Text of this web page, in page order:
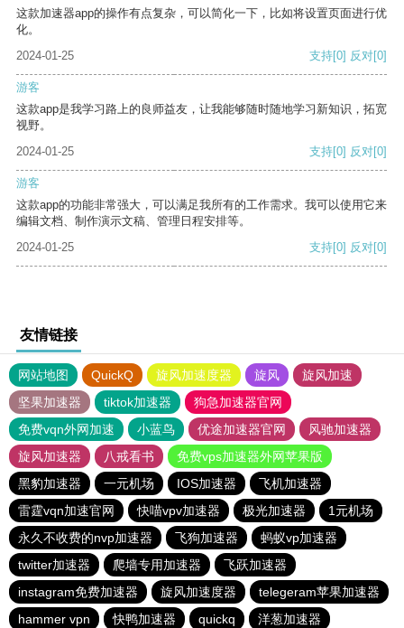
这款加速器app的操作有点复杂，可以简化一下，比如将设置页面进行优
化。
2024-01-25
支持[0] 反对[0]
游客
这款app是我学习路上的良师益友，让我能够随时随地学习新知识，拓宽
视野。
2024-01-25
支持[0] 反对[0]
游客
这款app的功能非常强大，可以满足我所有的工作需求。我可以使用它来
编辑文档、制作演示文稿、管理日程安排等。
2024-01-25
支持[0] 反对[0]
友情链接
网站地图 QuickQ 旋风加速度器 旋风
旋风加速
坚果加速器
tiktok加速器
狗急加速器官网
免费vqn外网加速
小蓝鸟 优途加速器官网
风驰加速器
旋风加速器
八戒看书
免费vps加速器外网苹果版
黑豹加速器
一元机场 IOS加速器
飞机加速器
雷霆vqn加速官网
快喵vpv加速器 极光加速器
1元机场
永久不收费的nvp加速器
飞狗加速器
蚂蚁vp加速器
twitter加速器
爬墙专用加速器
飞跃加速器
instagram免费加速器
旋风加速度器
telegeram苹果加速器
hammer vpn
快鸭加速器 quickq 洋葱加速器